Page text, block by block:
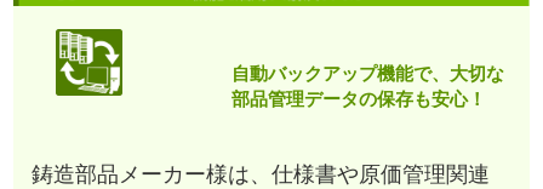
自動バックアップ機能で、大切な
部品管理データの保存も安心！
鋳造部品メーカー様は、仕様書や原価管理関連